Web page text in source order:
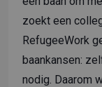
zoekt een
RefugeeWork
baankansen:
nodig. Daarom